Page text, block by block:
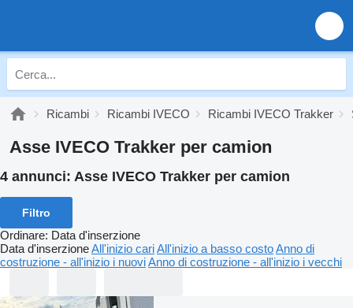
Ricambi Ricambi IVECO Ricambi IVECO Trakker
Asse IVECO Trakker per camion
4 annunci: Asse IVECO Trakker per camion
Filtro
Ordinare: Data d'inserzione
Data d'inserzioneAll'inizio cariAll'inizio a basso costoAnno di
costruzione - all'inizio i nuoviAnno di costruzione - all'inizio i vecchi